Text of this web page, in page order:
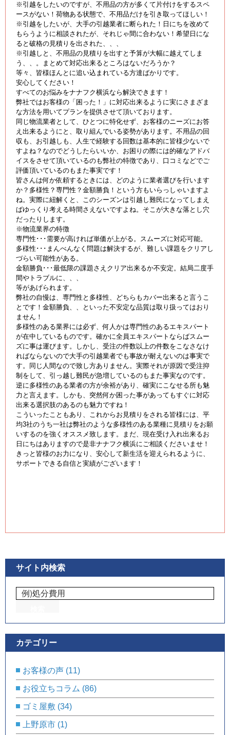
※引越をしたいのですが、不用品の方が多くて片付けをするスペ
ースがない！荷物ある状態で、不用品だけを引き取ってほしい！
※引越をしたいが、大手の引越業者に断られた！日にちを改めて
もらうように相談されたが、それじゃ間に合わない！希望日にな
ると破格の見積りを出された、、、
※引越しと、不用品の見積りを出すと予算が大幅に越えてしま
う、、。まとめて対応出来るところはないだろうか？
等々、皆様ほんとに追い込まれている方達ばかりです。
安心してください！
すべてのお悩みをナナフク横浜なら解決できます！
弊社ではお客様の「困った！」に対応出来るように実にさまざま
な方法を用いてプランを提供させて頂いております。
同じ物流業者として、ひとつに特化せず、お客様のニーズにお答
え出来るようにと、取り組んでいる姿勢があります。不用品の回
収も、お引越しも、人生で経験する回数は基本的に皆様少ないで
すよね？なのでどうしたらいいか、お困りの際には的確なアドバ
イスをさせて頂いているのも弊社の特徴であり、口コミなどでご
評価頂いているのもまた事実です！
皆さんは何か依頼するときには、どのように業者選びを行います
か？多様性？専門性？金額勝負！という方もいらっしゃいますよ
ね。実際に紐解くと、このシーズンは引越し難民になってしまえ
ばゆっくり考える時間さえないですよね。そこが大きな落とし穴
だったりします。
※物流業界の特徴
専門性･･･需要が高ければ単価が上がる。スムーズに対応可能。
多様性･･･まんべんなく問題は解決するが、難しい課題をクリアし
づらい可能性がある。
金額勝負･･･最低限の課題さえクリア出来るか不安定。結局二度手
間やトラブルに、、、
等があげられます。
弊社の自慢は、専門性と多様性、どちらもカバー出来ると言うこ
とです！金額勝負、、といった不安定な品質は取り扱ってはおり
ません！
多様性のある業界には必ず、何人かは専門性のあるエキスパート
が在中しているものです。確かに全員エキスパートならばスムー
ズに事は運びます。しかし、受注の件数以上の件数をこなさなけ
ればならないので大手の引越業者でも事故が耐えないのは事実で
す。同じ人間なので致し方ありません。実際それが原因で受注抑
制をして、引っ越し難民が急増しているのもまた事実なのです。
逆に多様性のある業者の方が余裕があり、確実にこなせる所も魅
力と言えます。しかも、突然何か困った事があってもすぐに対応
出来る選択肢のあるのも魅力ですね！
こういったこともあり、これからお見積りをされる皆様には、平
均3社のうち一社は弊社のような多様性のある業種に見積りをお願
いするのを強くオススメ致します。まだ、現在受け入れ出来るお
日にちはありますので是非ナナフク横浜にご相談くださいませ！
きっと皆様のお力になり、安心して新生活を迎えられるように、
サポートできる自信と実績がございます！
サイト内検索
カテゴリー
お客様の声 (11)
お役立ちコラム (86)
ゴミ屋敷 (34)
上野原市 (1)